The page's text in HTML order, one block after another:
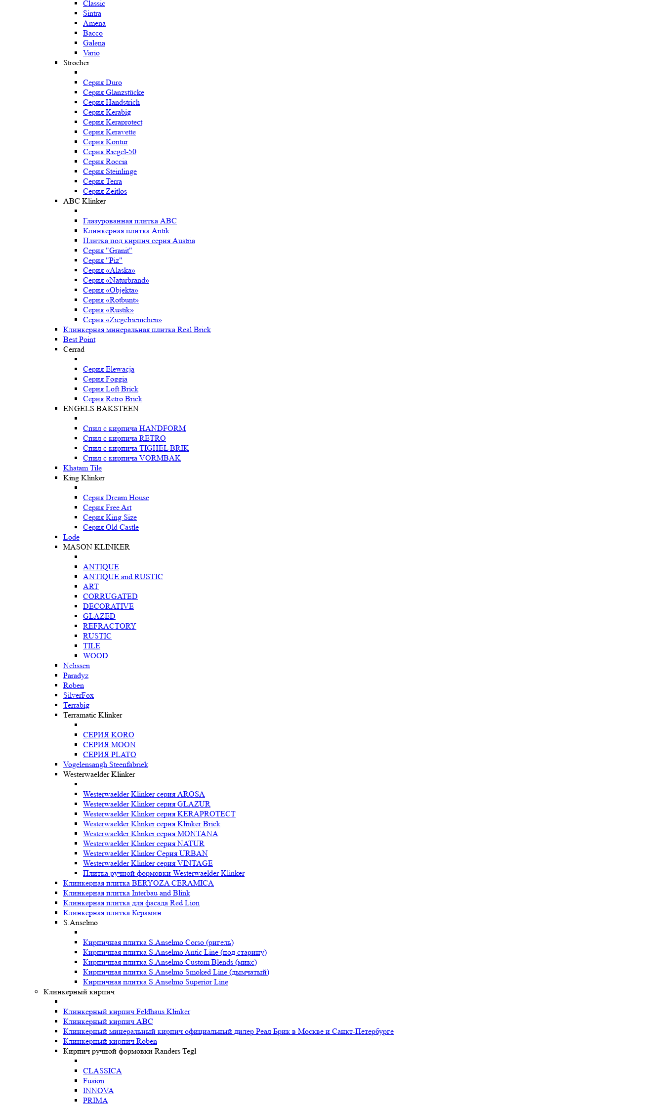
Classic
Sintra
Amena
Bacco
Galena
Vario
Stroeher
Серия Duro
Серия Glanzstücke
Серия Handstrich
Серия Kerabig
Серия Keraprotect
Серия Keravette
Серия Kontur
Серия Riegel-50
Серия Roccia
Серия Steinlinge
Серия Terra
Серия Zeitlos
ABC Klinker
Глазурованная плитка ABC
Клинкерная плитка Antik
Плитка под кирпич серия Austria
Серия "Granit"
Серия "Piz"
Серия «Alaska»
Серия «Naturbrand»
Серия «Objekta»
Серия «Rotbunt»
Серия «Rustik»
Серия «Ziegelriemchen»
Клинкерная минеральная плитка Real Brick
Best Point
Cerrad
Серия Elewacja
Серия Foggia
Серия Loft Brick
Серия Retro Brick
ENGELS BAKSTEEN
Спил с кирпича HANDFORM
Спил с кирпича RETRO
Спил с кирпича TIGHEL BRIK
Спил с кирпича VORMBAK
Khatam Tile
King Klinker
Серия Dream House
Серия Free Art
Серия King Size
Серия Old Castle
Lode
MASON KLINKER
ANTIQUE
ANTIQUE and RUSTIC
ART
CORRUGATED
DECORATIVE
GLAZED
REFRACTORY
RUSTIC
TILE
WOOD
Nelissen
Paradyz
Roben
SilverFox
Terrabig
Terramatic Klinker
СЕРИЯ KORO
СЕРИЯ MOON
СЕРИЯ PLATO
Vogelensangh Steenfabriek
Westerwaelder Klinker
Westerwaelder Klinker серия AROSA
Westerwaelder Klinker серия GLAZUR
Westerwaelder Klinker серия KERAPROTECT
Westerwaelder Klinker серия Klinker Brick
Westerwaelder Klinker серия MONTANA
Westerwaelder Klinker серия NATUR
Westerwaelder Klinker Серия URBAN
Westerwaelder Klinker серия VINTAGE
Плитка ручной формовки Westerwaelder Klinker
Клинкерная плитка BERYOZA CERAMICA
Клинкерная плитка Interbau and Blink
Клинкерная плитка для фасада Red Lion
Клинкерная плитка Керамин
S.Anselmo
Кирпичная плитка S.Anselmo Corso (ригель)
Кирпичная плитка S.Anselmo Antic Line (под старину)
Кирпичная плитка S.Anselmo Custom Blends (микс)
Кирпичная плитка S.Anselmo Smoked Line (дымчатый)
Кирпичная плитка S.Anselmo Superior Line
Клинкерный кирпич
Клинкерный кирпич Feldhaus Klinker
Клинкерный кирпич ABC
Клинкерный минеральный кирпич официальный дилер Реал Брик в Москве и Санкт-Петербурге
Клинкерный кирпич Roben
Кирпич ручной формовки Randers Tegl
CLASSICA
Fusion
INNOVA
PRIMA